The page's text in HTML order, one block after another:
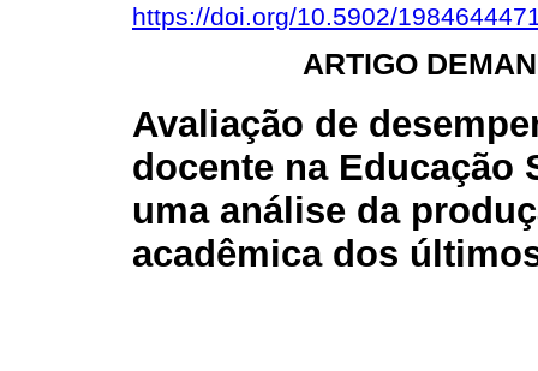
https://doi.org/10.5902/
ARTIGO
Avaliação de
docente na Educação
uma análise da
acadêmica dos